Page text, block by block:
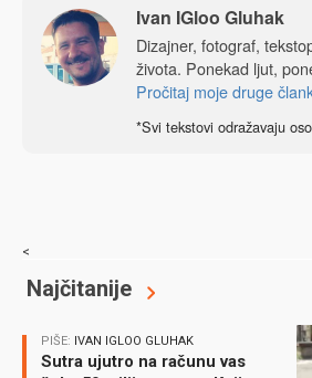
Ivan IGloo Gluhak
Dizajner, fotograf,
života. Ponekad ljut,
Pročitaj moje druge
*Svi tekstovi odražavaju
<
Najčitanije
PIŠE: IVAN IGLOO GLUHAK
Sutra ujutro na računu vas